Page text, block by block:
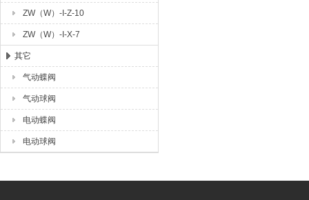
ZW（W）-I-Z-10
ZW（W）-I-X-7
其它
气动蝶阀
气动球阀
电动蝶阀
电动球阀